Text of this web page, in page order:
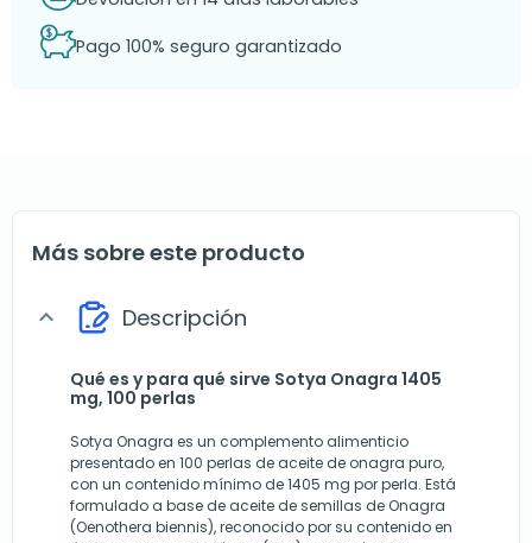
Pago 100% seguro garantizado
Más sobre este producto
expand_more Descripción
Qué es y para qué sirve Sotya Onagra 1405
mg, 100 perlas
Sotya Onagra es un complemento alimenticio
presentado en 100 perlas de aceite de onagra puro,
con un contenido mínimo de 1405 mg por perla. Está
formulado a base de aceite de semillas de Onagra
(Oenothera biennis), reconocido por su contenido en